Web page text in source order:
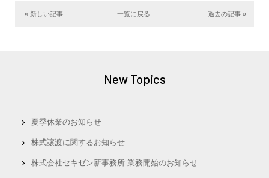
« 新しい記事 一覧に戻る 過去の記事 »
New Topics
夏季休業のお知らせ
株式譲渡に関するお知らせ
株式会社セキゼン新事務所 業務開始のお知らせ